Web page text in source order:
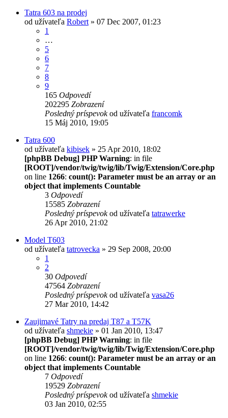
Tatra 603 na prodej
od užívateľa Robert » 07 Dec 2007, 01:23
1
…
5
6
7
8
9
165 Odpovedí
202295 Zobrazení
Posledný príspevokod užívateľa francomk
15 Máj 2010, 19:05
Tatra 600
od užívateľa kibisek » 25 Apr 2010, 18:02
[phpBB Debug] PHP Warning: in file
[ROOT]/vendor/twig/twig/lib/Twig/Extension/Core.php
on line 1266: count(): Parameter must be an array or an
object that implements Countable
3 Odpovedí
15585 Zobrazení
Posledný príspevokod užívateľa tatrawerke
26 Apr 2010, 21:02
Model T603
od užívateľa tatrovecka » 29 Sep 2008, 20:00
1
2
30 Odpovedí
47564 Zobrazení
Posledný príspevokod užívateľa vasa26
27 Mar 2010, 14:42
Zaujimavé Tatry na predaj T87 a T57K
od užívateľa shmekie » 01 Jan 2010, 13:47
[phpBB Debug] PHP Warning: in file
[ROOT]/vendor/twig/twig/lib/Twig/Extension/Core.php
on line 1266: count(): Parameter must be an array or an
object that implements Countable
7 Odpovedí
19529 Zobrazení
Posledný príspevokod užívateľa shmekie
03 Jan 2010, 02:55